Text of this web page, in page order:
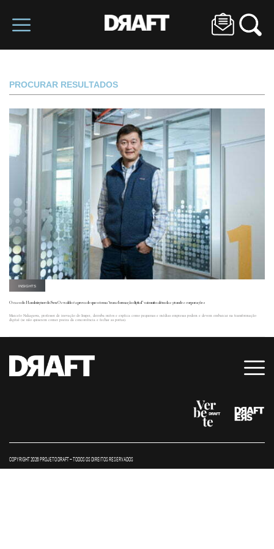
PROCURAR RESULTADOS
INSIGHTS
O caso do Hambúrguer do Seu Oswaldo é a prova de que o tema “transformação digital” vai muito além das grandes corporações
Marcelo Nakagawa, professor de inovação do Insper, derruba mitos e explica como pequenas e médias empresas podem e devem embarcar na transformação
digital (se não quiserem comer poeira da concorrência e fechar as portas).
COPYRIGHT 2026 PROJETO DRAFT – TODOS OS DIREITOS RESERVADOS